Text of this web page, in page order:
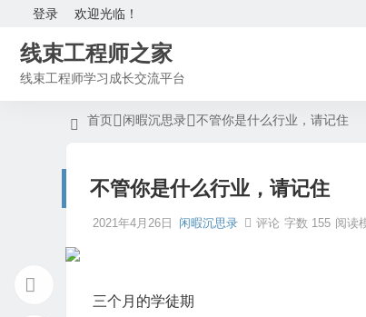
欢迎光临！
登录
线束工程师之家
线束工程师学习成长交流平台
首页 闲暇沉思录 不管你是什么行业，请记住
不管你是什么行业，请记住
2021年4月26日 闲暇沉思录 评论 字数 155 阅读
三个月的学徒期